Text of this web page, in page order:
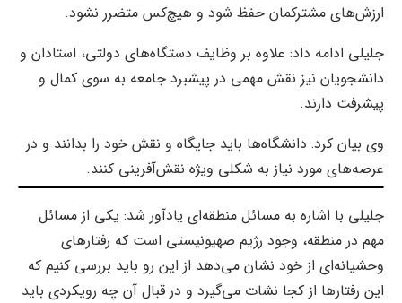
ارزش‌های مشترکمان حفظ شود و هیچ‌کس متضرر نشود.
جلیلی ادامه داد: علاوه بر وظایف دستگاه‌های دولتی، استادان و
دانشجویان نیز نقش مهمی در پیشبرد جامعه به سوی کمال و
پیشرفت دارند.
وی بیان کرد: دانشگاه‌ها باید جایگاه و نقش خود را بدانند و در
عرصه‌های مورد نیاز به شکلی ویژه نقش‌آفرینی کنند.
جلیلی با اشاره به مسائل منطقه‌ای یادآور شد: یکی از مسائل
مهم در منطقه، وجود رژیم صهیونیستی است که رفتارهای
وحشیانه‌ای از خود نشان می‌دهد از این رو باید بررسی کنیم که
این رفتارها از کجا نشات می‌گیرد و در قبال آن چه رویکردی باید